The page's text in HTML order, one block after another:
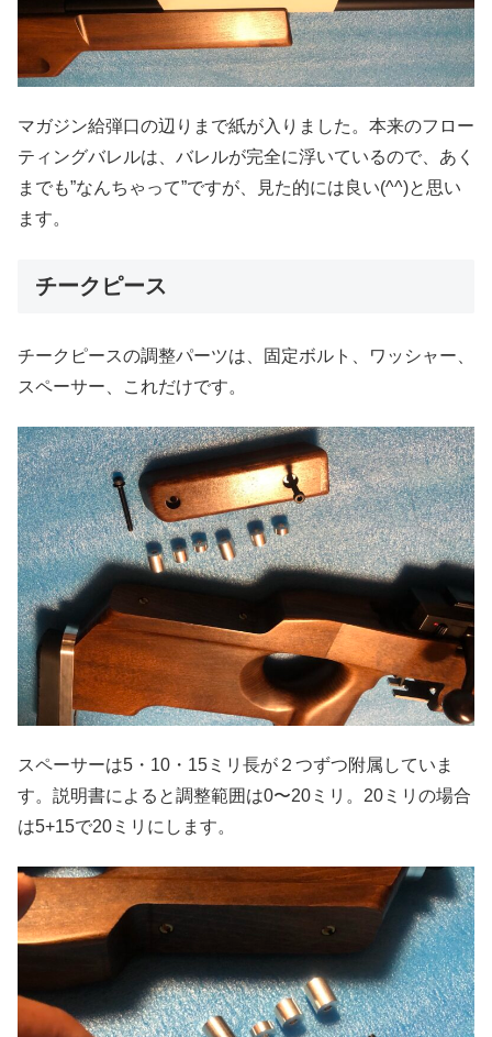
マガジン給弾口の辺りまで紙が入りました。本来のフロー
ティングバレルは、バレルが完全に浮いているので、あく
までも”なんちゃって”ですが、見た的には良い(^^)と思い
ます。
チークピース
チークピースの調整パーツは、固定ボルト、ワッシャー、
スペーサー、これだけです。
スペーサーは5・10・15ミリ長が２つずつ附属していま
す。説明書によると調整範囲は0〜20ミリ。20ミリの場合
は5+15で20ミリにします。